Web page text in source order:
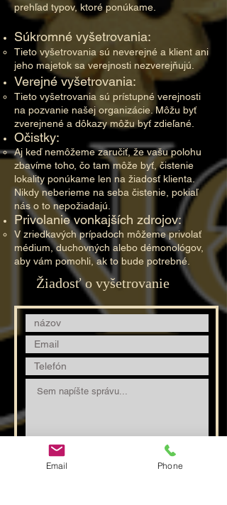
prehľad typov, ktoré ponúkame.
Súkromné vyšetrovania:
Tieto vyšetrovania sú neverejné a klient ani
jeho majetok sa verejnosti nezverejňujú.​
Verejné vyšetrovania:
Tieto vyšetrovania sú prístupné verejnosti
na pozvanie našej organizácie. Môžu byť
zverejnené a dôkazy môžu byť zdieľané.​
Očistky:
Aj keď nemôžeme zaručiť, že vašu polohu
zbavíme toho, čo tam môže byť, čistenie
lokality ponúkame len na žiadosť klienta.
Nikdy neberieme na seba čistenie, pokiaľ
nás o to nepožiadajú.​
Privolanie vonkajších zdrojov:
V zriedkavých prípadoch môžeme privolať
médium, duchovných alebo démonológov,
aby vám pomohli, ak to bude potrebné.​
Žiadosť o vyšetrovanie
Email Phone